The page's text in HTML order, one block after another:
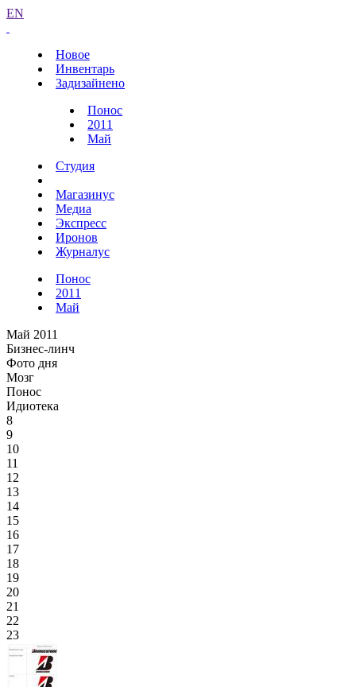
EN
Новое
Инвентарь
Задизайнено
Понос
2011
Май
Студия
Магазинус
Медиа
Экспресс
Иронов
Журналус
Понос
2011
Май
Май 2011
Бизнес-линч
Фото дня
Мозг
Понос
Идиотека
8
9
10
11
12
13
14
15
16
17
18
19
20
21
22
23